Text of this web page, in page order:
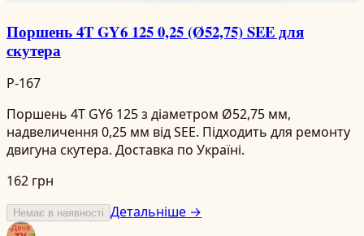
Поршень 4T GY6 125 0,25 (Ø52,75) SEE для
скутера
P-167
Поршень 4T GY6 125 з діаметром Ø52,75 мм,
надвеличення 0,25 мм від SEE. Підходить для ремонту
двигуна скутера. Доставка по Україні.
162 грн
Немає в наявності Детальніше →